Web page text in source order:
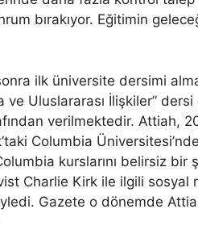
bırakıyor. Eğitimin
ilk üniversite dersimi
Uluslararası İlişkiler”
verilmektedir. Attiah,
Columbia
kurslarını belirsiz
Charlie Kirk ile ilgili
Gazete o dönemde